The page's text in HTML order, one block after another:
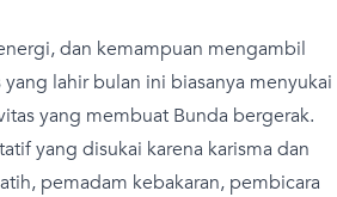
dan kemampuan mengambil
lahir bulan ini biasanya menyukai
yang membuat Bunda bergerak.
yang disukai karena karisma dan
pemadam kebakaran, pembicara